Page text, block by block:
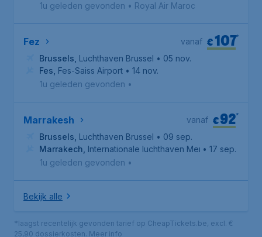
1u geleden gevonden • Royal Air Maroc
Fez €107*
vanaf
Brussels Luchthaven Brussel • 05 nov.
Fes Fes-Saiss Airport • 14 nov.
1u geleden gevonden •
Marrakesh €92*
vanaf
Brussels Luchthaven Brussel • 09 sep.
Marrakech Internationale luchthaven Menara• 17 sep.
1u geleden gevonden •
Bekijk alle
*laagst recentelijk gevonden tarief op CheapTickets.be, excl. €
25,90 dossierkosten. Meer info